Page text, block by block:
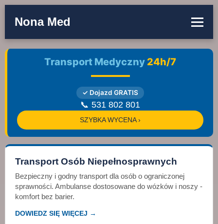
Nona Med
Transport Medyczny 24h/7
✓ Dojazd GRATIS
📞 531 802 801
SZYBKA WYCENA ›
Transport Osób Niepełnosprawnych
Bezpieczny i godny transport dla osób o ograniczonej
sprawności. Ambulanse dostosowane do wózków i noszy -
komfort bez barier.
DOWIEDZ SIĘ WIĘCEJ →